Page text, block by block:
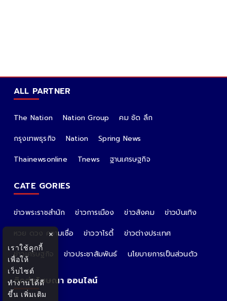
ALL PARTNER
The Nation Nation Group
คม ชัด ลึก
กรุงเทพธุรกิจ
Nation
Spring News
Thainewsonline
Tnews ฐานเศรษฐกิจ
CATE GORIES
ข่าวพระราชสำนัก ข่าวการเมือง ข่าวสังคม
ข่าวบันเทิง
หวย ดวง ความเชื่อ
ข่าววาไรตี้
ข่าวต่างประเทศ
ข่าวเศรษฐกิจ
ข่าวประชาสัมพันธ์ นโยบายการเป็นส่วนตัว
ติดต่อโฆษณา ออนไลน์
×
เราใช้คุกกี้
เพื่อให้
เว็บไซต์
ทำงานได้ดี
ขึ้น เพิ่มเติม